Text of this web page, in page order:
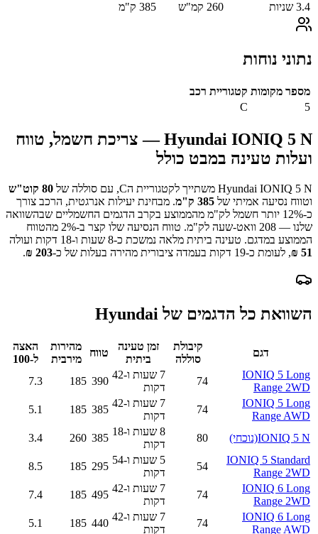
3.4 שניות 260 קמ"ש 385 ק"מ
נתוני נוחות
מספר מקומות קטגוריית רכב
5
C
Hyundai IONIQ 5 N— צריכת חשמל, טווח
ועלות טעינה במבט כולל
Hyundai IONIQ 5 N משתייך לקטגוריית הC, עם סוללה של 80 קוט"ש
וטווח נסיעה אמיתי של 385 ק"מ. מבחינת יעילות אנרגטית, הרכב צורך
כ-
12 % יותר חשמל לק"מ מהממוצע בקרב הדגמים החשמליים שבהשוואה
שלנו — 208 וואט-שעה לק"מ. טווח הנסיעה שלו קצר ב- 2 % מהטווח
הממוצע במדגם. טעינה ביתית מלאה נמשכת כ-8 שעות ו-18 דקות
ועולה
51
₪, לעומת כ-19 דקות בעמדה ציבורית מהירה בעלות של כ-203
₪
.
השוואת כל הדגמים של Hyundai
דגם
קיבולת
סוללה
זמן טעינה
ביתית
טווח
מהירות
מירבית
האצה
ל-100
IONIQ 5 Long
Range 2WD
74
7 שעות ו-42
דקות
390
185
7.3
IONIQ 5 Long
Range AWD
74
7 שעות ו-42
דקות
385
185
5.1
IONIQ 5 N(נוכחי) 80
8 שעות ו-18
דקות
385
260
3.4
IONIQ 5 Standard
Range 2WD
54
5 שעות ו-54
דקות
295
185
8.5
IONIQ 6 Long
Range 2WD
74
7 שעות ו-42
דקות
495
185
7.4
IONIQ 6 Long
Range AWD
74
7 שעות ו-42
דקות
440
185
5.1